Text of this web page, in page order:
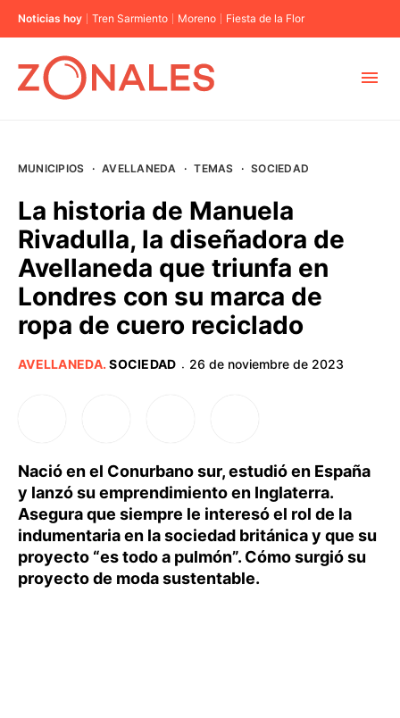
Noticias hoy Tren Sarmiento Moreno Fiesta de la Flor
BUENOS AIRES
PROVINCIAS
MUNICIPIOS · AVELLANEDA · TEMAS · SOCIEDAD
La historia de Manuela
Rivadulla, la diseñadora de
Avellaneda que triunfa en
Londres con su marca de
ropa de cuero reciclado
AVELLANEDA.SOCIEDAD · 26 de noviembre de 2023
Nació en el Conurbano sur, estudió en España
y lanzó su emprendimiento en Inglaterra.
Asegura que siempre le interesó el rol de la
indumentaria en la sociedad británica y que su
proyecto “es todo a pulmón”. Cómo surgió su
proyecto de moda sustentable.